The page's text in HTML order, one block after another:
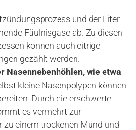
ANGSTPATIENTEN-TEST
VERSORGUNGEN
ZAHNERSATZ
und der Eiter
Fäulnisgase ab. Zu diesen
können auch eitrige
gezählt werden.
Nasennebenhöhlen, wie etwa
kleine Nasenpolypen können
Durch die erschwerte
es vermehrt zur
zu einem trockenen Mund und